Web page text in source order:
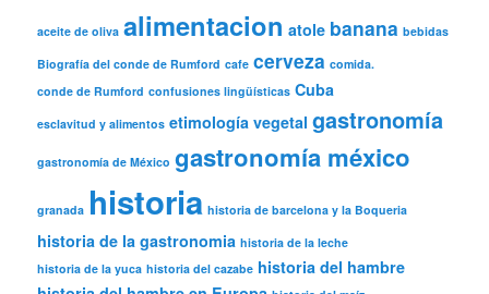
aceite de oliva alimentacion atole banana bebidas
Biografía del conde de Rumford cafe cerveza comida.
conde de Rumford confusiones lingüísticas Cuba
esclavitud y alimentos etimología vegetal gastronomía
gastronomía de México gastronomía méxico
granada historia historia de barcelona y la Boqueria
historia de la gastronomia historia de la leche
historia de la yuca historia del cazabe historia del hambre